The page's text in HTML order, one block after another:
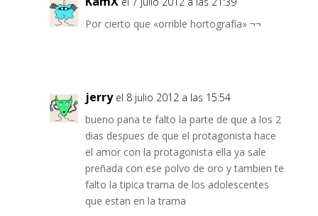
Por cierto que «orrible hortografía» ¬¬
jerry el 8 julio 2012 a las 15:54
bueno pana te falto la parte de que a los 2
dias despues de que el protagonista hace
el amor con la protagonista ella ya sale
preñada con ese polvo de oro y tambien te
falto la tipica trama de los adolescentes
que estan en la trama